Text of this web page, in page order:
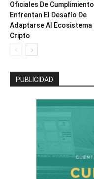
Oficiales De Cumplimiento
Enfrentan El Desafío De
Adaptarse Al Ecosistema
Cripto
PUBLICIDAD